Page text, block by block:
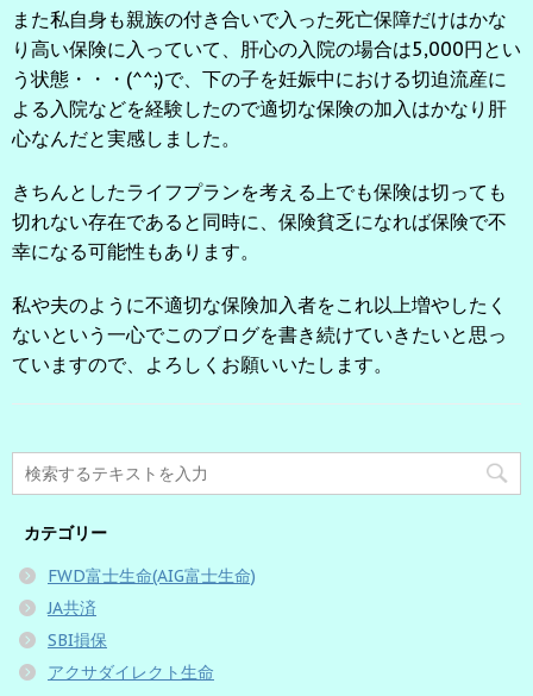
また私自身も親族の付き合いで入った死亡保障だけはかな
り高い保険に入っていて、肝心の入院の場合は5,000円とい
う状態・・・(^^;)で、下の子を妊娠中における切迫流産に
よる入院などを経験したので適切な保険の加入はかなり肝
心なんだと実感しました。
きちんとしたライフプランを考える上でも保険は切っても
切れない存在であると同時に、保険貧乏になれば保険で不
幸になる可能性もあります。
私や夫のように不適切な保険加入者をこれ以上増やしたく
ないという一心でこのブログを書き続けていきたいと思っ
ていますので、よろしくお願いいたします。
カテゴリー
FWD富士生命(AIG富士生命)
JA共済
SBI損保
アクサダイレクト生命